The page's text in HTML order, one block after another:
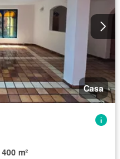
Casa
400 m²